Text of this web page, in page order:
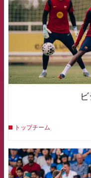
トップチーム